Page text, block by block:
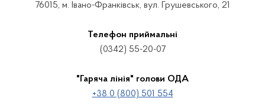
76015, м. Івано-Франківськ, вул. Грушевського, 21
Телефон приймальні
(0342) 55-20-07
"Гаряча лінія" голови ОДА
+38 0 (800) 501 554